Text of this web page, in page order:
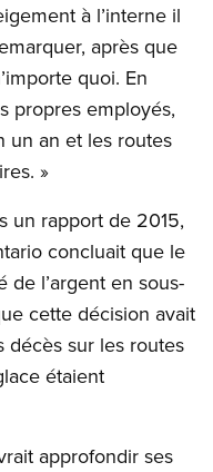
à l’interne il
après que
quoi. En
propres employés,
un an et les routes
»
un rapport de 2015,
concluait que le
l’argent en sous-
cette décision avait
décès sur les routes
étaient
approfondir ses